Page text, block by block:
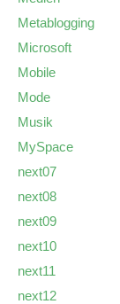
Metablogging
Microsoft
Mobile
Mode
Musik
MySpace
next07
next08
next09
next10
next11
next12